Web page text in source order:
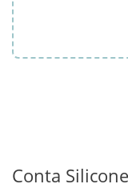
Conta Silicone